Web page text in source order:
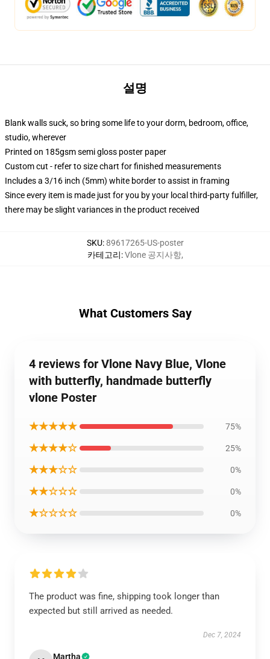
설명
Blank walls suck, so bring some life to your dorm, bedroom, office,
studio, wherever
Printed on 185gsm semi gloss poster paper
Custom cut - refer to size chart for finished measurements
Includes a 3/16 inch (5mm) white border to assist in framing
Since every item is made just for you by your local third-party fulfiller,
there may be slight variances in the product received
SKU:89617265-US-poster
카테고리:Vlone 공지사항,
What Customers Say
4 reviews for Vlone Navy Blue, Vlone
with butterfly, handmade butterfly
vlone Poster
★★★★★ 75%
★★★★☆ 25%
★★★☆☆ 0%
★★☆☆☆ 0%
★☆☆☆☆ 0%
The product was fine, shipping took longer than
expected but still arrived as needed.
Dec 7, 2024
Martha